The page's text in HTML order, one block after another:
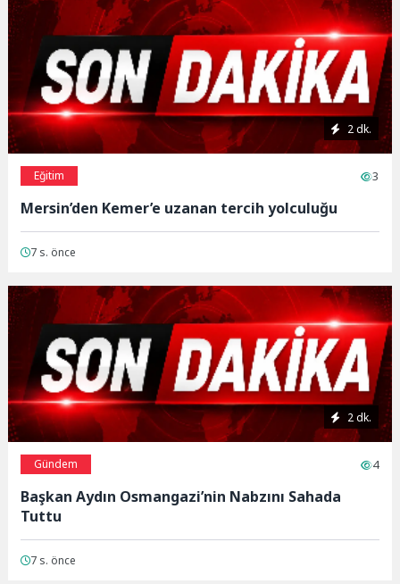
2 dk.
Eğitim 3
Mersin’den Kemer’e uzanan tercih yolculuğu
7 s. önce
2 dk.
Gündem 4
Başkan Aydın Osmangazi’nin Nabzını Sahada
Tuttu
7 s. önce